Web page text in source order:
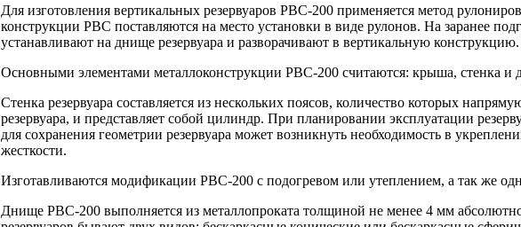
Для изготовления вертикальных резервуаров РВС-200 применяется метод
конструкции РВС поставляются на место установки в виде рулонов. На заранее
устанавливают на днище резервуара и разворачивают в вертикальную
Основными элементами металлоконструкции РВС-200 считаются: крыша, стенка и
Стенка резервуара составляется из нескольких поясов, количество которых
резервуара, и представляет собой цилиндр. При планировании эксплуатации
для сохранения геометрии резервуара может возникнуть необходимость в
жесткости.
Изготавливаются модификации РВС-200 с подогревом или утеплением, а так же
Днище РВС-200 выполняется из металлопроката толщиной не менее 4 мм